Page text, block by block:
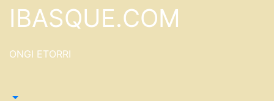
Saltar
IBASQUE.COM
ONGI ETORRI